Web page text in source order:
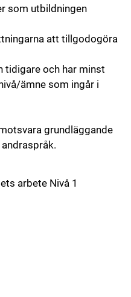
som utbildningen
att tillgodogöra
tidigare och har minst
ämne som ingår i
grundläggande
arbete Nivå 1